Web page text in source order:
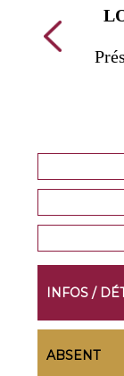
INFOS /
ABSENT